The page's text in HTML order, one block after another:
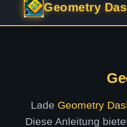
Geometry
Lade Geometry
Diese Anleitung